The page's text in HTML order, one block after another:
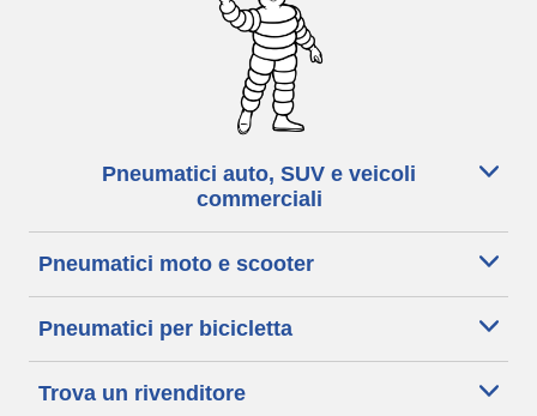
Pneumatici auto, SUV e veicoli
commerciali
Pneumatici moto e scooter
Pneumatici per bicicletta
Trova un rivenditore